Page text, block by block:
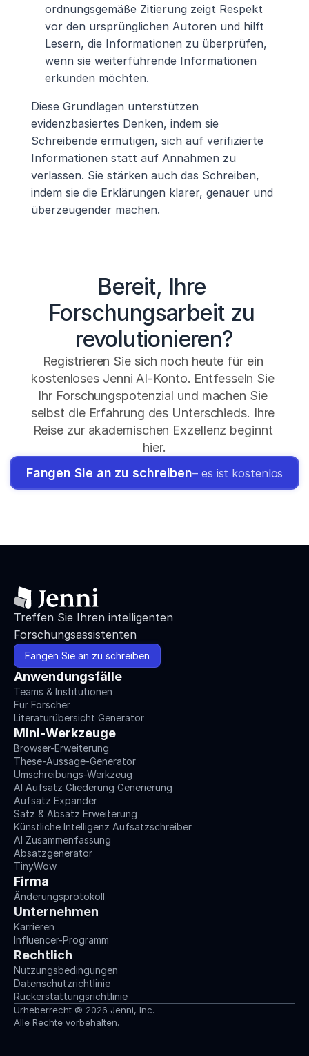
ordnungsgemäße Zitierung zeigt Respekt
vor den ursprünglichen Autoren und hilft
Lesern, die Informationen zu überprüfen,
wenn sie weiterführende Informationen
erkunden möchten.
Diese Grundlagen unterstützen
evidenzbasiertes Denken, indem sie
Schreibende ermutigen, sich auf verifizierte
Informationen statt auf Annahmen zu
verlassen. Sie stärken auch das Schreiben,
indem sie die Erklärungen klarer, genauer und
überzeugender machen.
Bereit, Ihre
Forschungsarbeit zu
revolutionieren?
Registrieren Sie sich noch heute für ein
kostenloses Jenni AI-Konto. Entfesseln Sie
Ihr Forschungspotenzial und machen Sie
selbst die Erfahrung des Unterschieds. Ihre
Reise zur akademischen Exzellenz beginnt
hier.
Fangen Sie an zu schreiben– es ist kostenlos
Treffen Sie Ihren intelligenten
Forschungsassistenten
Fangen Sie an zu schreiben
Anwendungsfälle
Teams & Institutionen
Für Forscher
Literaturübersicht Generator
Mini-Werkzeuge
Browser-Erweiterung
These-Aussage-Generator
Umschreibungs-Werkzeug
AI Aufsatz Gliederung Generierung
Aufsatz Expander
Satz & Absatz Erweiterung
Künstliche Intelligenz Aufsatzschreiber
AI Zusammenfassung
Absatzgenerator
TinyWow
Firma
Änderungsprotokoll
Unternehmen
Karrieren
Influencer-Programm
Rechtlich
Nutzungsbedingungen
Datenschutzrichtlinie
Rückerstattungsrichtlinie
Urheberrecht © 2026 Jenni, Inc.
Alle Rechte vorbehalten.